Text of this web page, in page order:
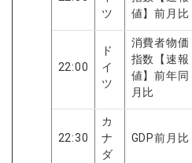
ツ
値】前月比
22:00
ド
イ
ツ
消費者物価
指数【速報
値】前年同
月比
22:30
カ
ナ
ダ
GDP前月比